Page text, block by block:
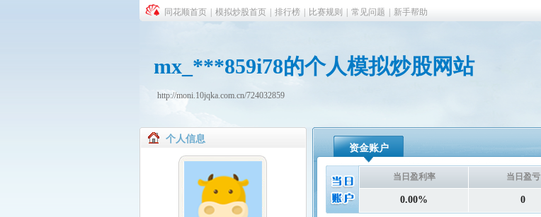
同花顺首页 模拟炒股首页 排行榜 比赛规则 常见问题 新手帮助
mx_***859i78的个人模拟炒股网站
http://moni.10jqka.com.cn/724032859
个人信息
资金账户
当日盈利率 当日盈亏
0.00% 0